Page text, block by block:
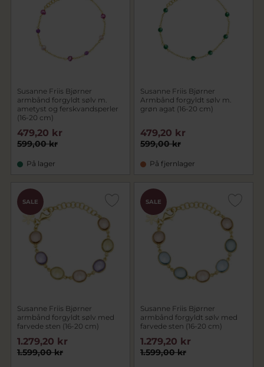
Susanne Friis Bjørner
armbånd forgyldt sølv m.
ametyst og ferskvandsperler
(16-20 cm)
599,00 kr
479,20 kr
På lager
Susanne Friis Bjørner
Armbånd forgyldt sølv m.
grøn agat (16-20 cm)
599,00 kr
479,20 kr
På fjernlager
SALE
Susanne Friis Bjørner
armbånd forgyldt sølv med
farvede sten (16-20 cm)
1.599,00 kr
1.279,20 kr
SALE
Susanne Friis Bjørner
armbånd forgyldt sølv med
farvede sten (16-20 cm)
1.599,00 kr
1.279,20 kr